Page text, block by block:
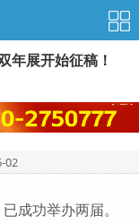
年展开始征稿！
02
功举办两届。